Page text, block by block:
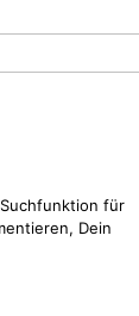
für
Dein